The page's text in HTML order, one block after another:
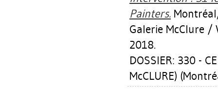
Painters.
Galerie McClure /
2018.
DOSSIER: 330 -
McCLURE)